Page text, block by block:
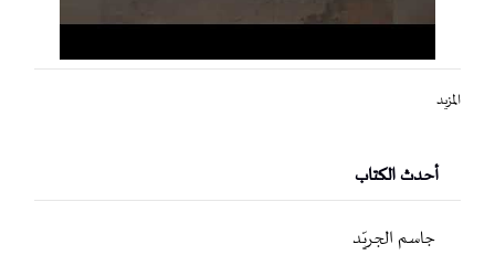
المزيد
أحدث الكتاب
جاسم الجريّد